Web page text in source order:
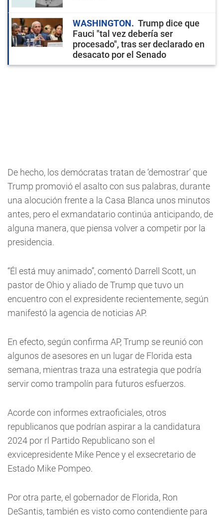
WASHINGTON
Trump dice que
Fauci "tal vez debería ser
procesado", tras ser declarado en
desacato por el Senado
De hecho, los demócratas tratan de ‘demostrar’ que
Trump promovió el asalto con sus palabras, durante
una alocución frente a la Casa Blanca unos minutos
antes, pero el exmandatario continúa anticipando, de
alguna manera, que piensa volver a competir por la
presidencia.
“Él está muy animado”, comentó Darrell Scott, un
pastor de Ohio y aliado de Trump que tuvo un
encuentro con el expresidente recientemente, según
manifestó la agencia de noticias AP.
En efecto, según confirma AP, Trump se reunió con
algunos de asesores en un lugar de Florida esta
semana, mientras traza una estrategia que podría
servir como trampolín para futuros esfuerzos.
Acorde con informes extraoficiales, otros
republicanos que podrían aspirar a la candidatura
2024 por rl Partido Republicano son el
exvicepresidente Mike Pence y el exsecretario de
Estado Mike Pompeo.
Por otra parte, el gobernador de Florida, Ron
DeSantis, también es visto como contendiente para